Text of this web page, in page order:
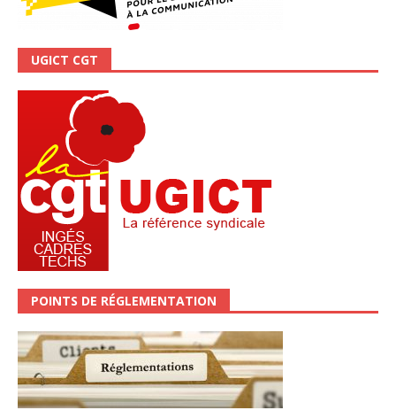
UGICT CGT
POINTS DE RÉGLEMENTATION